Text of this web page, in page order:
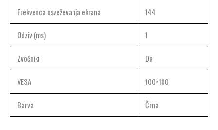
Frekvenca osveževanja ekrana 144
Odziv (ms) 1
Zvočniki Da
VESA 100×100
Barva Črna